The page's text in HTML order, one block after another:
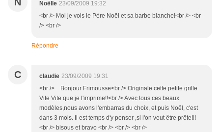
Noëlle 23/09/2009 19:32
<br /> Moi je vois le Père Noël et sa barbe blanche!<br /> <br
/> <br />
Répondre
C claudie 23/09/2009 19:31
<br /> Bonjour Frimousse<br /> Originale cette petite grille
Vite Vite que je l'imprime!!<br /> Avec tous ces beaux
modèles,nous avons l'embarras du choix, et puis Noël, c'est
dans 3 mois. Il est temps d'y penser ,si l'on veut être prête!!!
<br /> bisous et bravo <br /> <br /> <br />